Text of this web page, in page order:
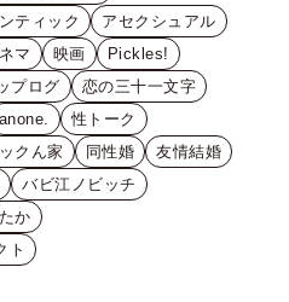
ティック
アセクシュアル
マ 映画
Pickles!
プログ
恋の三十一文字
anone.
性トーク
クん家 同性婚
友情結婚
バビ江ノビッチ
か
ト